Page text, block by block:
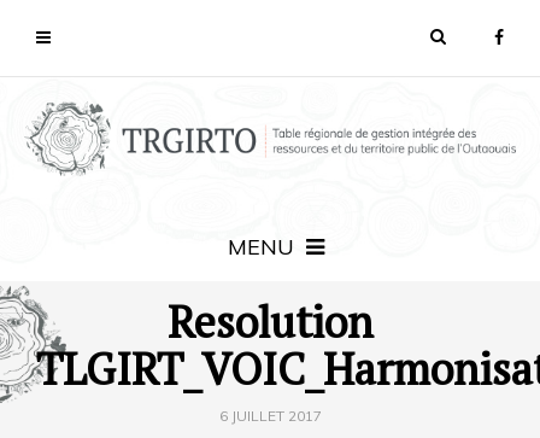
MENU
Resolution
6 JUILLET 2017